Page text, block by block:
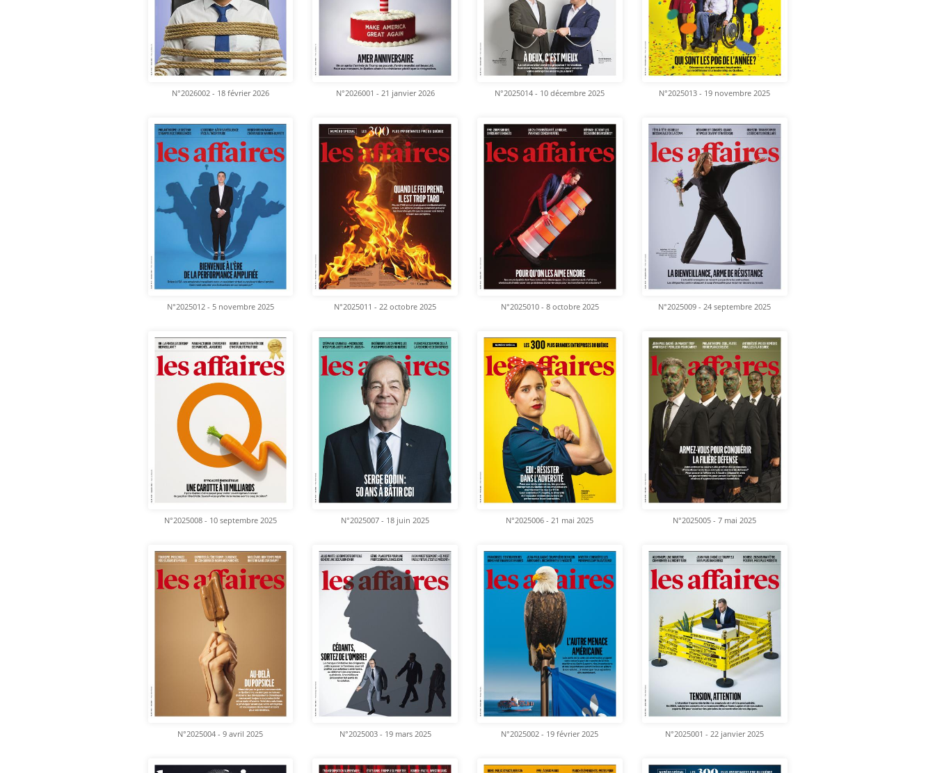
N°2026002 - 18 février 2026 N°2026001 - 21 janvier 2026 N°2025014 - 10 décembre 2025 N°2025013 - 19 novembre 2025
N°2025012 - 5 novembre 2025 N°2025011 - 22 octobre 2025 N°2025010 - 8 octobre 2025 N°2025009 - 24 septembre 2025
N°2025008 - 10 septembre 2025 N°2025007 - 18 juin 2025 N°2025006 - 21 mai 2025 N°2025005 - 7 mai 2025
N°2025004 - 9 avril 2025 N°2025003 - 19 mars 2025 N°2025002 - 19 février 2025 N°2025001 - 22 janvier 2025